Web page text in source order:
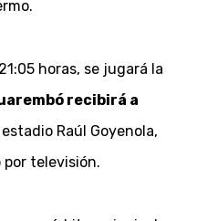
horas, se jugará la
recibirá a
Raúl Goyenola,
televisión.